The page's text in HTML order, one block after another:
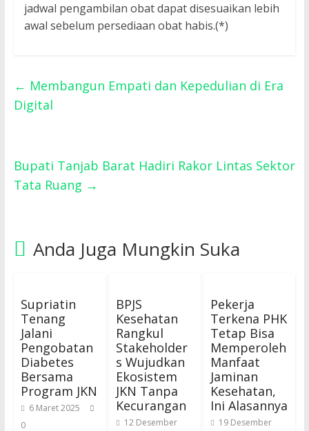
jadwal pengambilan obat dapat disesuaikan lebih
awal sebelum persediaan obat habis.(*)
← Membangun Empati dan Kepedulian di Era
Digital
Bupati Tanjab Barat Hadiri Rakor Lintas Sektor
Tata Ruang →
Anda Juga Mungkin Suka
Supriatin
Tenang
Jalani
Pengobatan
Diabetes
Bersama
Program JKN
6 Maret 2025
0
BPJS
Kesehatan
Rangkul
Stakeholder
s Wujudkan
Ekosistem
JKN Tanpa
Kecurangan
12 Desember
Pekerja
Terkena PHK
Tetap Bisa
Memperoleh
Manfaat
Jaminan
Kesehatan,
Ini Alasannya
19 Desember